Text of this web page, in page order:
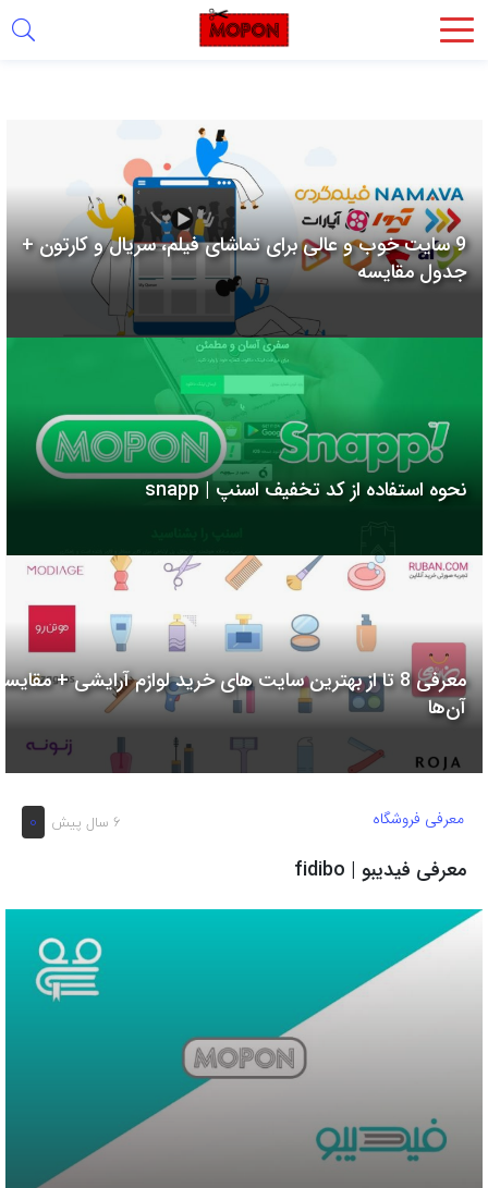
اشتراک
از
روش‌های
زیر
می‌توانید
صفحه
دوستان
خود
به
بگذارید.
لینک
9 سایت خوب و عالی برای تماشای فیلم، سریال و کارتون +
جدول مقایسه
نحوه استفاده از کد تخفیف اسنپ | snapp
معرفی 8 تا از بهترین سایت های خرید لوازم آرایشی +
آن‌ها
6 سال پیش 0 معرفی فروشگاه
معرفی فیدیبو | fidibo